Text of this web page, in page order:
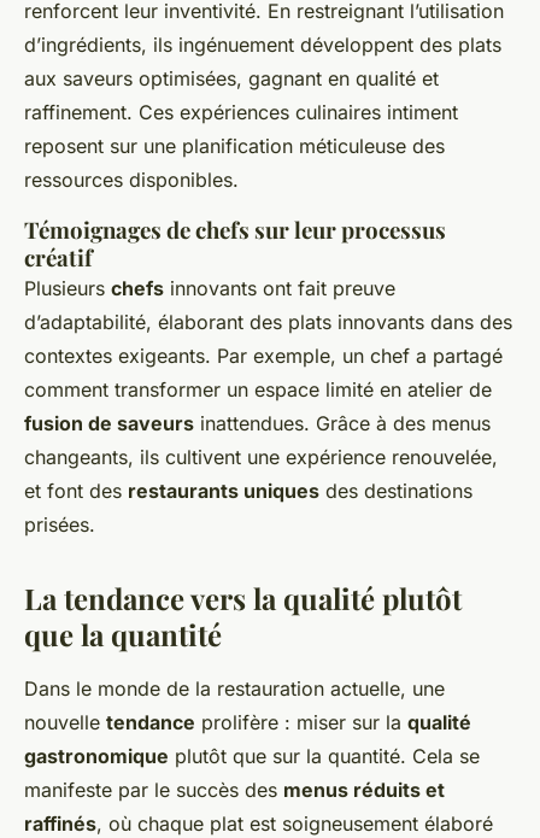
renforcent leur inventivité. En restreignant l’utilisation
d’ingrédients, ils ingénuement développent des plats
aux saveurs optimisées, gagnant en qualité et
raffinement. Ces expériences culinaires intiment
reposent sur une planification méticuleuse des
ressources disponibles.
Témoignages de chefs sur leur processus
créatif
Plusieurs chefs innovants ont fait preuve
d’adaptabilité, élaborant des plats innovants dans des
contextes exigeants. Par exemple, un chef a partagé
comment transformer un espace limité en atelier de
fusion de saveurs inattendues. Grâce à des menus
changeants, ils cultivent une expérience renouvelée,
et font des restaurants uniques des destinations
prisées.
La tendance vers la qualité plutôt
que la quantité
Dans le monde de la restauration actuelle, une
nouvelle tendance prolifère : miser sur la qualité
gastronomique plutôt que sur la quantité. Cela se
manifeste par le succès des menus réduits et
raffinés, où chaque plat est soigneusement élaboré